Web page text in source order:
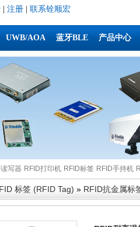
注册 联系铨顺宏
UWB/AOA 蓝牙BLE 产品中心
写器 RFID打印机 RFID标签 RFID手持机
标签 (RFID Tag) » RFID抗金属标